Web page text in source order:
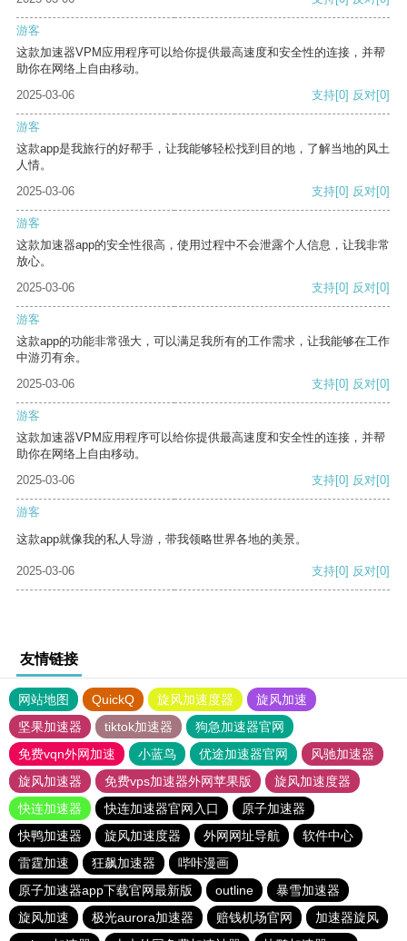
游客
这款加速器VPM应用程序可以给你提供最高速度和安全性的连接，并帮
助你在网络上自由移动。
2025-03-06
支持[0] 反对[0]
游客
这款app是我旅行的好帮手，让我能够轻松找到目的地，了解当地的风土
人情。
2025-03-06
支持[0] 反对[0]
游客
这款加速器app的安全性很高，使用过程中不会泄露个人信息，让我非常
放心。
2025-03-06
支持[0] 反对[0]
游客
这款app的功能非常强大，可以满足我所有的工作需求，让我能够在工作
中游刃有余。
2025-03-06
支持[0] 反对[0]
游客
这款加速器VPM应用程序可以给你提供最高速度和安全性的连接，并帮
助你在网络上自由移动。
2025-03-06
支持[0] 反对[0]
游客
这款app就像我的私人导游，带我领略世界各地的美景。
2025-03-06 支持[0] 反对[0]
友情链接
网站地图 QuickQ 旋风加速度器
旋风加速
坚果加速器
tiktok加速器
狗急加速器官网
免费vqn外网加速
小蓝鸟 优途加速器官网
风驰加速器
旋风加速器
免费vps加速器外网苹果版
旋风加速度器
快连加速器
快连加速器官网入口
原子加速器
快鸭加速器
旋风加速度器 外网网址导航
软件中心
雷霆加速
狂飙加速器
哔咔漫画
原子加速器app下载官网最新版
outline
暴雪加速器
旋风加速
极光aurora加速器 赔钱机场官网
加速器旋风